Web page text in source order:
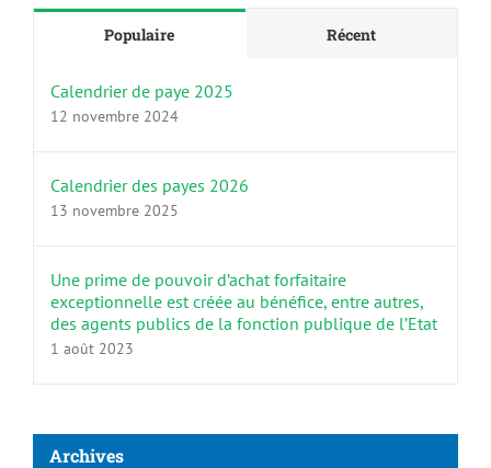
Populaire Récent
Calendrier de paye 2025
12 novembre 2024
Calendrier des payes 2026
13 novembre 2025
Une prime de pouvoir d’achat forfaitaire
exceptionnelle est créée au bénéfice, entre autres,
des agents publics de la fonction publique de l’Etat
1 août 2023
Archives